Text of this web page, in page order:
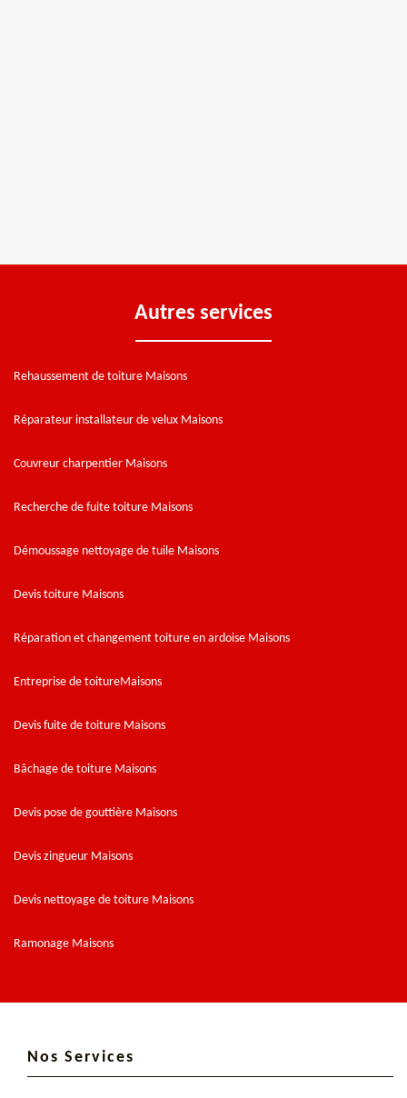
Autres services
Rehaussement de toiture Maisons
Réparateur installateur de velux Maisons
Couvreur charpentier Maisons
Recherche de fuite toiture Maisons
Démoussage nettoyage de tuile Maisons
Devis toiture Maisons
Réparation et changement toiture en ardoise Maisons
Entreprise de toitureMaisons
Devis fuite de toiture Maisons
Bâchage de toiture Maisons
Devis pose de gouttière Maisons
Devis zingueur Maisons
Devis nettoyage de toiture Maisons
Ramonage Maisons
Nos Services